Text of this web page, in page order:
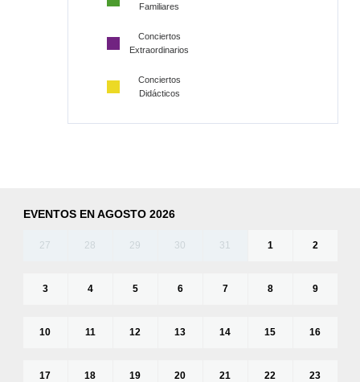
Familiares
Conciertos
Extraordinarios
Conciertos
Didácticos
EVENTOS EN AGOSTO 2026
27 28 29 30 31 1 2
3 4 5 6 7 8 9
10 11 12 13 14 15 16
17 18 19 20 21 22 23